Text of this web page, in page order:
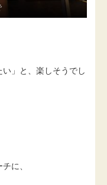
い」と、楽しそうでし
に、